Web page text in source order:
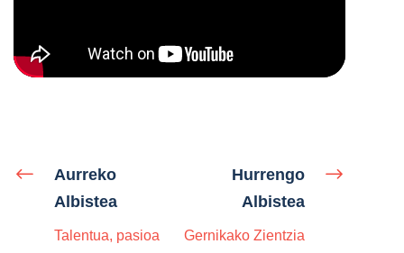
Aurreko
Albistea
Talentua, pasioa
Hurrengo
Albistea
Gernikako Zientzia